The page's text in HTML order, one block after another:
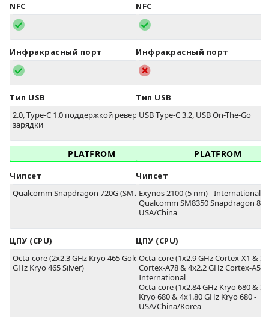
NFC
Инфракрасный порт
Тип USB
2.0, Type-C 1.0 поддержкой реверсивной
зарядки
PLATFROM
Чипсет
Qualcomm Snapdragon 720G (SM7125)
ЦПУ (CPU)
Octa-core (2x2.3 GHz Kryo 465 Gold & 6x1.8
GHz Kryo 465 Silver)
NFC
Инфракрасный порт
Тип USB
USB Type-C 3.2, USB On-The-Go
PLATFROM
Чипсет
Exynos 2100 (5 nm) - International
Qualcomm SM8350 Snapdragon
USA/China
ЦПУ (CPU)
Octa-core (1x2.9 GHz Cortex-X1 &
Cortex-A78 & 4x2.2 GHz Cortex-A55)
International
Octa-core (1x2.84 GHz Kryo 680 &
Kryo 680 & 4x1.80 GHz Kryo 680 -
USA/China/Korea